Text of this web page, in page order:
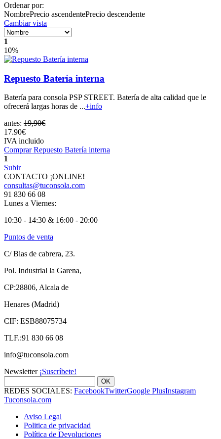
Ordenar por:
NombrePrecio ascendentePrecio descendente
Cambiar vista
1
10%
Repuesto Batería interna
Batería para consola PSP STREET. Batería de alta calidad que le
ofrecerá largas horas de ...+info
antes: 19,90€
17.90€
IVA incluido
Comprar Repuesto Batería interna
1
Subir
CONTACTO ¡ONLINE!
consultas@tuconsola.com
91 830 66 08
Lunes a Viernes:
10:30 - 14:30 & 16:00 - 20:00
Puntos de venta
C/ Blas de cabrera, 23.
Pol. Industrial la Garena,
CP:28806, Alcala de
Henares (Madrid)
CIF: ESB88075734
TLF.:91 830 66 08
info@tuconsola.com
Newsletter ¡Suscríbete!
OK
REDES SOCIALES: FacebookTwitterGoogle PlusInstagram
Tuconsola.com
Aviso Legal
Politica de privacidad
Política de Devoluciones